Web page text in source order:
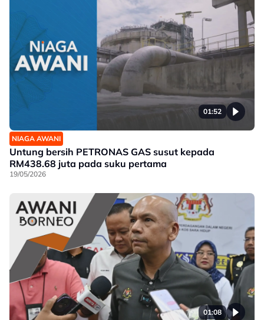
01:52
NIAGA AWANI
Untung bersih PETRONAS GAS susut kepada
RM438.68 juta pada suku pertama
19/05/2026
01:08